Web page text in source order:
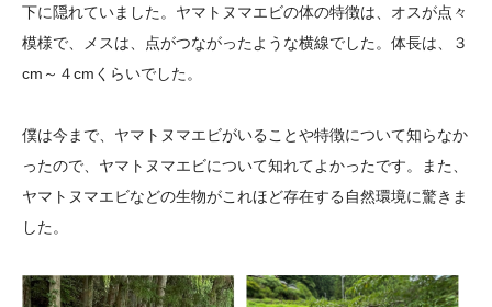
科学教育振興助成・
次世代理系人材育成プ
ログラム助成
サイトマップ 中谷財団アーカイブ
下に隠れていました。ヤマトヌマエビの体の特徴は、オスが点々
模様で、メスは、点がつながったような横線でした。体長は、３
cm～４cmくらいでした。
僕は今まで、ヤマトヌマエビがいることや特徴について知らなか
ったので、ヤマトヌマエビについて知れてよかったです。また、
ヤマトヌマエビなどの生物がこれほど存在する自然環境に驚きま
した。